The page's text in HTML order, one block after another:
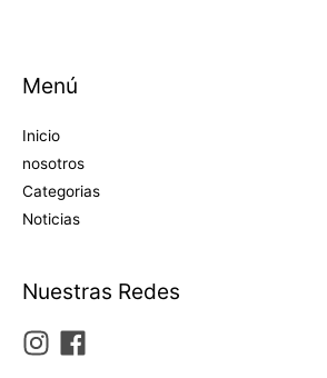
Menú
Inicio
nosotros
Categorias
Noticias
Nuestras Redes